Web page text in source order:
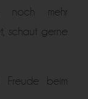
noch mehr
schaut gerne
beim